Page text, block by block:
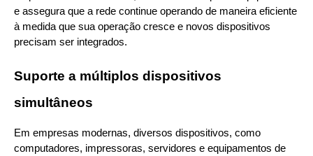
e assegura que a rede continue operando de maneira eficiente
à medida que sua operação cresce e novos dispositivos
precisam ser integrados.
Suporte a múltiplos dispositivos
simultâneos
Em empresas modernas, diversos dispositivos, como
computadores, impressoras, servidores e equipamentos de